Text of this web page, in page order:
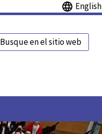
English
Busque en el sitio web